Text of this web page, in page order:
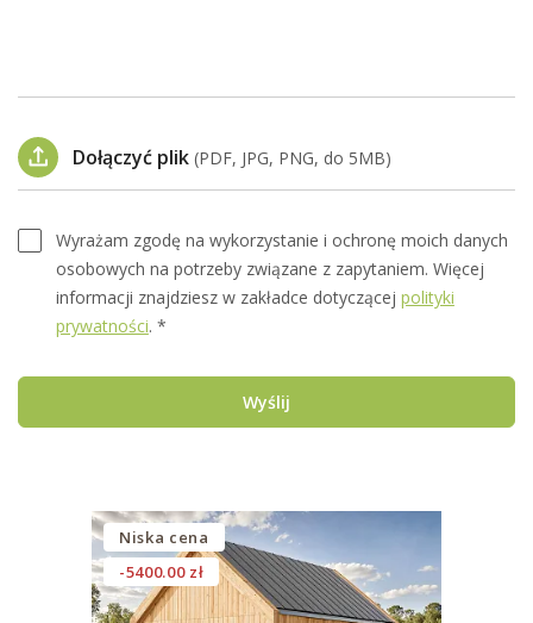
Dołączyć plik (PDF, JPG, PNG, do 5MB)
Wyrażam zgodę na wykorzystanie i ochronę moich danych
osobowych na potrzeby związane z zapytaniem. Więcej
informacji znajdziesz w zakładce dotyczącej polityki
prywatności. *
Wyślij
Niska cena
-5400.00 zł